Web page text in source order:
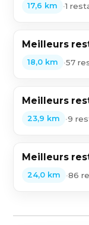
17,6 km •1
Meilleurs
18,0 km •57
Meilleurs
23,9 km •9
Meilleurs
24,0 km •86